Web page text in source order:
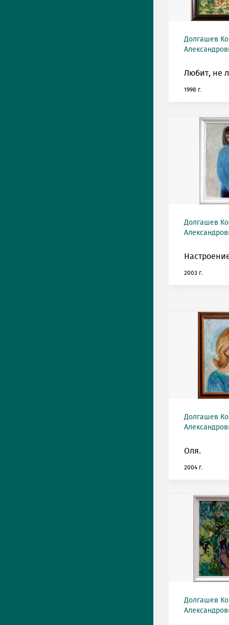
Долгашев
Любит, не
1998 г.
Долгашев
2003 г.
Долгашев
Оля.
2004 г.
Долгашев